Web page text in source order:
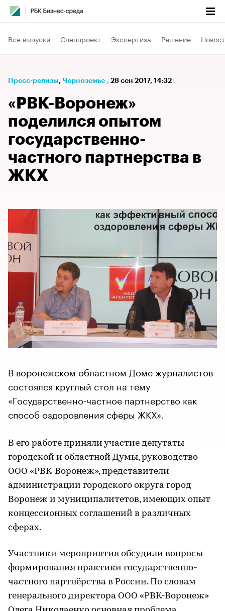
Все выпуски Спецпроект Экспертиза Решение
Пресс-релизы⁠, Черноземье , 28 сен 2017, 14:32
«РВК-Воронеж»
поделился опытом
государственно-
частного партнерства в
ЖКХ
В воронежском областном Доме журналистов
состоялся круглый стол на тему
«Государственно-частное партнерство как
способ оздоровления сферы ЖКХ».
В его работе приняли участие депутаты
городской и областной Думы, руководство
ООО «РВК-Воронеж», представители
администрации городского округа город
Воронеж и муниципалитетов, имеющих опыт
концессионных соглашений в различных
сферах.
Участники мероприятия обсудили вопросы
формирования практики государственно-
частного партнёрства в России. По словам
генерального директора ООО «РВК-Воронеж»